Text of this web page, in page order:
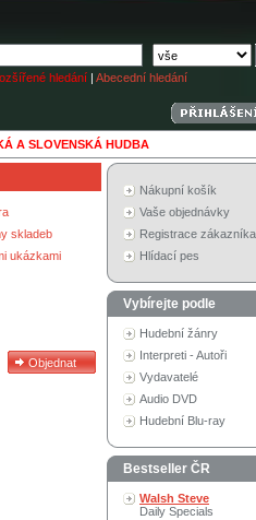
hledání | Abecední hledání
A SLOVENSKÁ HUDBA
skladeb
ukázkami
Nákupní košík
Vaše objednávky
Registrace zákazníka
Hlídací pes
Vybírejte podle
Hudební žánry
Interpreti - Autoři
Vydavatelé
Audio DVD
Hudební Blu-ray
Bestseller ČR
Walsh Steve
Daily Specials